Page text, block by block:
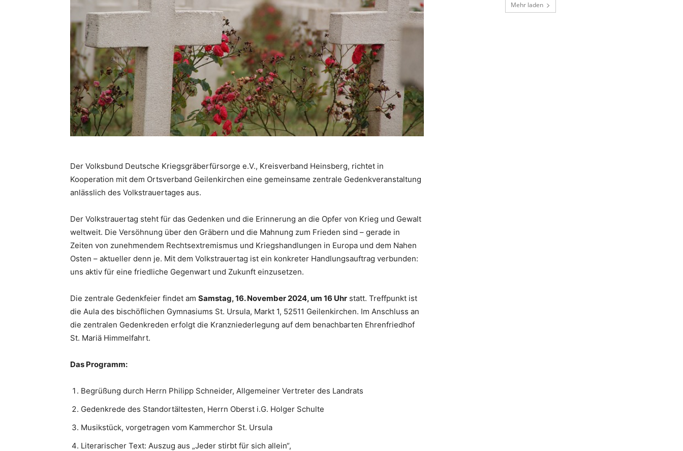
Der Volksbund Deutsche Kriegsgräberfürsorge e.V., Kreisverband Heinsberg, richtet in
Kooperation mit dem Ortsverband Geilenkirchen eine gemeinsame zentrale Gedenkveranstaltung
anlässlich des Volkstrauertages aus.
Der Volkstrauertag steht für das Gedenken und die Erinnerung an die Opfer von Krieg und Gewalt
weltweit. Die Versöhnung über den Gräbern und die Mahnung zum Frieden sind – gerade in
Zeiten von zunehmendem Rechtsextremismus und Kriegshandlungen in Europa und dem Nahen
Osten – aktueller denn je. Mit dem Volkstrauertag ist ein konkreter Handlungsauftrag verbunden:
uns aktiv für eine friedliche Gegenwart und Zukunft einzusetzen.
Die zentrale Gedenkfeier findet am Samstag, 16. November 2024, um 16 Uhr statt. Treffpunkt ist
die Aula des bischöflichen Gymnasiums St. Ursula, Markt 1, 52511 Geilenkirchen. Im Anschluss an
die zentralen Gedenkreden erfolgt die Kranzniederlegung auf dem benachbarten Ehrenfriedhof
St. Mariä Himmelfahrt.
Das Programm:
Begrüßung durch Herrn Philipp Schneider, Allgemeiner Vertreter des Landrats
Gedenkrede des Standortältesten, Herrn Oberst i.G. Holger Schulte
Musikstück, vorgetragen vom Kammerchor St. Ursula
Literarischer Text: Auszug aus „Jeder stirbt für sich allein“,
Mehr laden